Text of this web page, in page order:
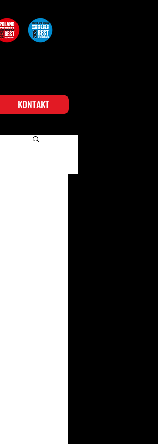
KONTAKT